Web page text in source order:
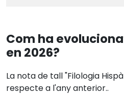
Com ha
en 2026?
La nota de tall "Filologia
respecte a l'any anterior..